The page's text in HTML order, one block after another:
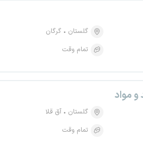
گلستان
گرگان
تمام وقت
و مواد
گلستان
آق قلا
تمام وقت